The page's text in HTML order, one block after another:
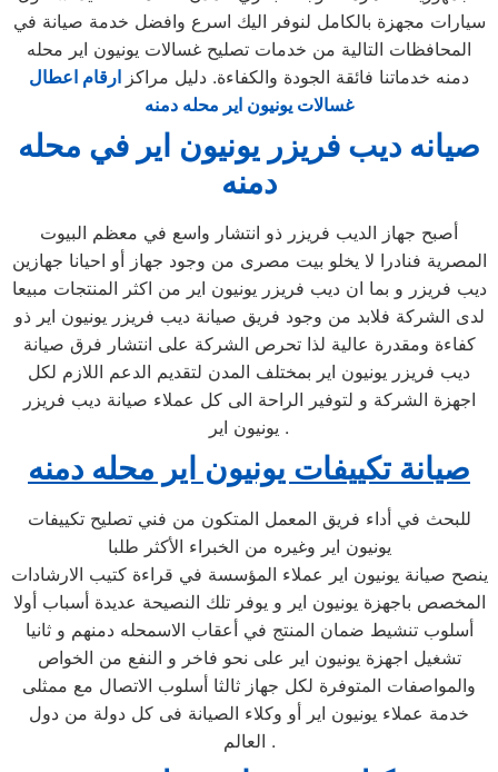
سيارات مجهزة بالكامل لنوفر اليك اسرع وافضل خدمة صيانة في
المحافظات التالية من خدمات تصليح غسالات يونيون اير محله
دمنه خدماتنا فائقة الجودة والكفاءة. دليل مراكز ارقام اعطال
غسالات يونيون اير محله دمنه
صيانه ديب فريزر يونيون اير في محله
دمنه
أصبح جهاز الديب فريزر ذو انتشار واسع في معظم البيوت
المصرية فنادرا لا يخلو بيت مصرى من وجود جهاز أو احيانا جهازين
ديب فريزر و بما ان ديب فريزر يونيون اير من اكثر المنتجات مبيعا
لدى الشركة فلابد من وجود فريق صيانة ديب فريزر يونيون اير ذو
كفاءة ومقدرة عالية لذا تحرص الشركة على انتشار فرق صيانة
ديب فريزر يونيون اير بمختلف المدن لتقديم الدعم اللازم لكل
اجهزة الشركة و لتوفير الراحة الى كل عملاء صيانة ديب فريزر
يونيون اير .
صيانة تكييفات يونيون اير محله دمنه
للبحث في أداء فريق المعمل المتكون من فني تصليح تكييفات
يونيون اير وغيره من الخبراء الأكثر طلبا
ينصح صيانة يونيون اير عملاء المؤسسة في قراءة كتيب الارشادات
المخصص باجهزة يونيون اير و يوفر تلك النصيحة عديدة أسباب أولا
أسلوب تنشيط ضمان المنتج في أعقاب الاسمحله دمنهم و ثانيا
تشغيل اجهزة يونيون اير على نحو فاخر و النفع من الخواص
والمواصفات المتوفرة لكل جهاز ثالثا أسلوب الاتصال مع ممثلى
خدمة عملاء يونيون اير أو وكلاء الصيانة فى كل دولة من دول
العالم .